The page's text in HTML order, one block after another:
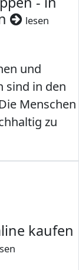
lesen
und
sind in den
Menschen
zu
kaufen